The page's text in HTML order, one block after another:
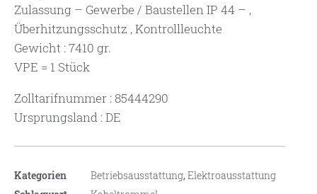
Zulassung – Gewerbe / Baustellen IP 44 – ,
Überhitzungsschutz , Kontrollleuchte
Gewicht : 7410 gr.
VPE = 1 Stück
Zolltarifnummer : 85444290
Ursprungsland : DE
Kategorien Betriebsausstattung,Elektroausstattung